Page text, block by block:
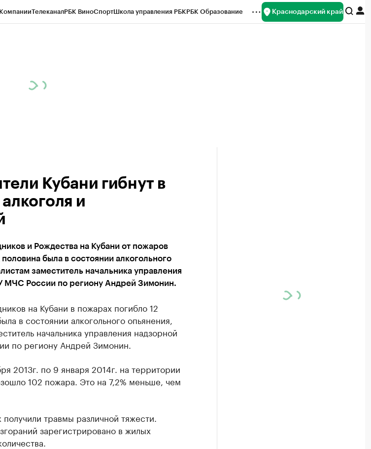
ТелеканалРБК ВиноСпортШкола управления РБКРБК Образование Краснодарский край
Кубани гибнут в
и
и Рождества на Кубани от пожаров
была в состоянии алкогольного
заместитель начальника управления
МЧС России по региону Андрей Зимонин.
на Кубани в пожарах погибло 12
в состоянии алкогольного опьянения,
начальника управления надзорной
по региону Андрей Зимонин.
2013г. по 9 января 2014г. на территории
102 пожара. Это на 7,2% меньше, чем
травмы различной тяжести.
зарегистрировано в жилых